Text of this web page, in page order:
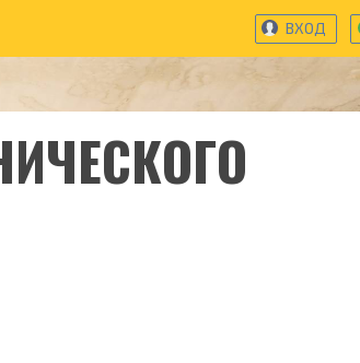
ВХОД